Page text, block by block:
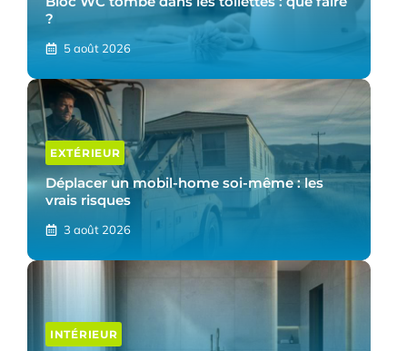
?
5 août 2026
EXTÉRIEUR
Déplacer un mobil-home soi-même : les
vrais risques
3 août 2026
INTÉRIEUR